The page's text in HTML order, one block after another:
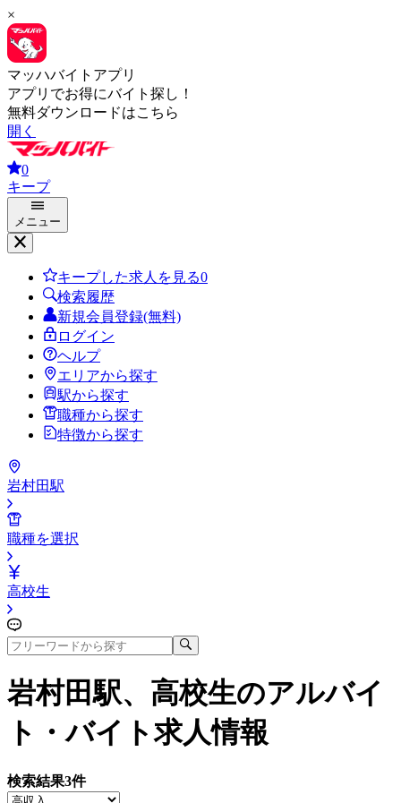
×
マッハバイトアプリ
アプリでお得にバイト探し！
無料ダウンロードはこちら
開く
0
キープ
メニュー
キープした求人を見る0
検索履歴
新規会員登録(無料)
ログイン
ヘルプ
エリアから探す
駅から探す
職種から探す
特徴から探す
岩村田駅
職種を選択
高校生
岩村田駅、高校生のアルバイ
ト・バイト求人情報
検索結果3件